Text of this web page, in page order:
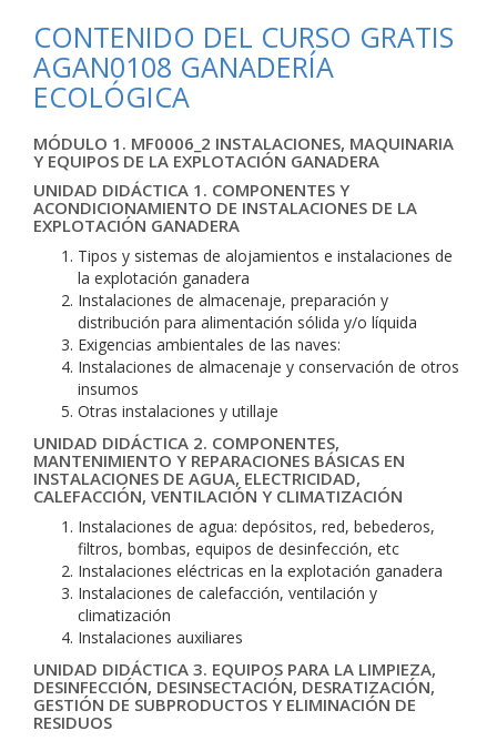
CONTENIDO DEL CURSO GRATIS
AGAN0108 GANADERÍA
ECOLÓGICA
MÓDULO 1. MF0006_2 INSTALACIONES, MAQUINARIA
Y EQUIPOS DE LA EXPLOTACIÓN GANADERA
UNIDAD DIDÁCTICA 1. COMPONENTES Y
ACONDICIONAMIENTO DE INSTALACIONES DE LA
EXPLOTACIÓN GANADERA
Tipos y sistemas de alojamientos e instalaciones de
la explotación ganadera
Instalaciones de almacenaje, preparación y
distribución para alimentación sólida y/o líquida
Exigencias ambientales de las naves:
Instalaciones de almacenaje y conservación de otros
insumos
Otras instalaciones y utillaje
UNIDAD DIDÁCTICA 2. COMPONENTES,
MANTENIMIENTO Y REPARACIONES BÁSICAS EN
INSTALACIONES DE AGUA, ELECTRICIDAD,
CALEFACCIÓN, VENTILACIÓN Y CLIMATIZACIÓN
Instalaciones de agua: depósitos, red, bebederos,
filtros, bombas, equipos de desinfección, etc
Instalaciones eléctricas en la explotación ganadera
Instalaciones de calefacción, ventilación y
climatización
Instalaciones auxiliares
UNIDAD DIDÁCTICA 3. EQUIPOS PARA LA LIMPIEZA,
DESINFECCIÓN, DESINSECTACIÓN, DESRATIZACIÓN,
GESTIÓN DE SUBPRODUCTOS Y ELIMINACIÓN DE
RESIDUOS